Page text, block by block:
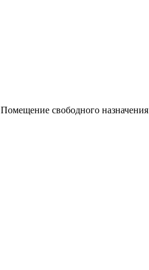
Помещение свободного назначения